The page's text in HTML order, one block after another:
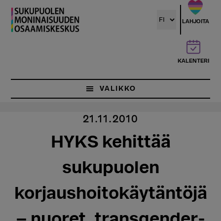
Hyppää
pääsisältöön
LAHJOITA
KALENTERI
VALIKKO
21.11.2010
HYKS kehittää
sukupuolen
korjaushoitokäytäntöjä